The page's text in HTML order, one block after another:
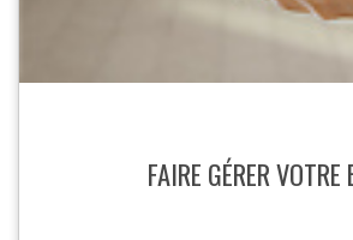
FAIRE GÉRER VOTRE